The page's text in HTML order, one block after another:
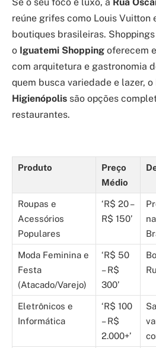
reúne grifes como Louis Vuitton
boutiques brasileiras.
o Iguatemi Shopping oferecem
com arquitetura e gastronomia
quem busca variedade e lazer, o
Higienópolis são opções
restaurantes.
Produto
Preço
Médio
Roupas e
Acessórios
Populares
‘R$ 20 –
R$ 150’
Moda Feminina e
Festa
(Atacado/Varejo)
‘R$ 50
– R$
300’
Eletrônicos e
Informática
‘R$ 100
– R$
2.000+’